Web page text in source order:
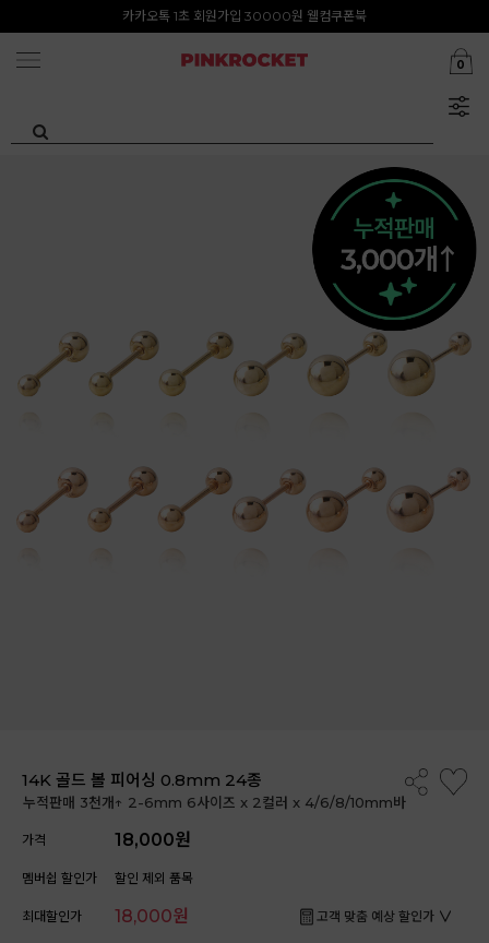
첫구매 특가존 50%
0
14K 골드 볼 피어싱 0.8mm 24종
누적판매 3천개↑ 2-6mm 6사이즈 x 2컬러 x 4/6/8/10mm바
가격 18,000원
멤버쉽 할인가 할인 제외 품목
최대할인가 18,000원 고객 맞춤 예상 할인가